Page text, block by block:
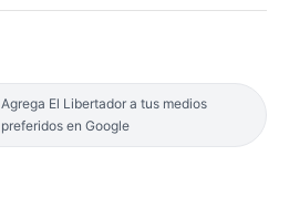
Agrega El Libertador a tus medios
preferidos en Google